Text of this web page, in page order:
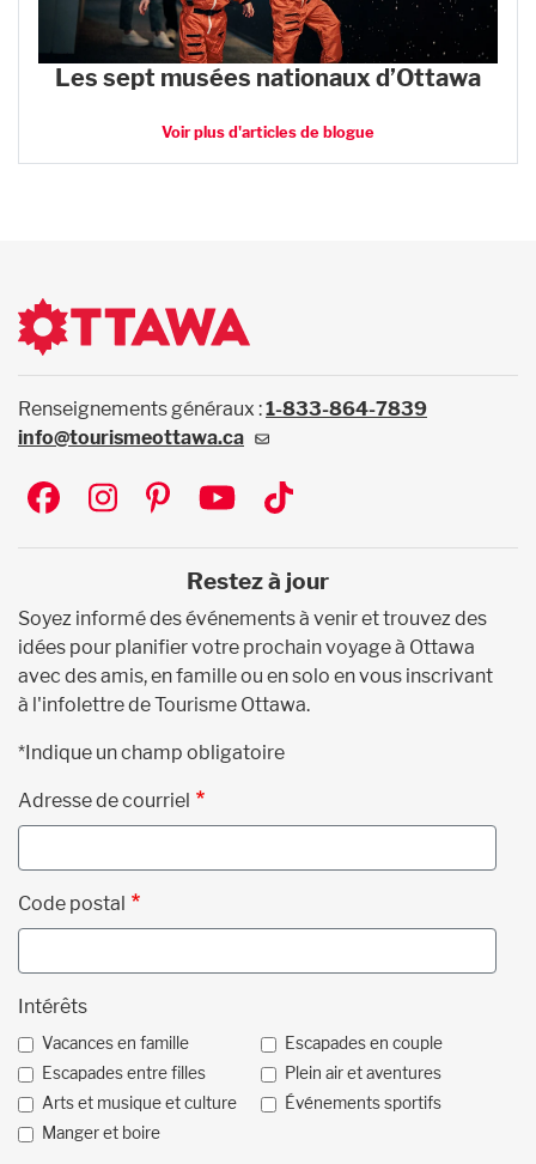
Les sept musées nationaux d’Ottawa
Voir plus d'articles de blogue
Renseignements généraux :1-833-864-7839
info@tourismeottawa.ca
Social
Restez à jour
Soyez informé des événements à venir et trouvez des
idées pour planifier votre prochain voyage à Ottawa
avec des amis, en famille ou en solo en vous inscrivant
à l'infolettre de Tourisme Ottawa.
*Indique un champ obligatoire
Adresse de courriel
Code postal
Intérêts
Vacances en famille
Escapades en couple
Escapades entre filles
Plein air et aventures
Arts et musique et culture
Événements sportifs
Manger et boire